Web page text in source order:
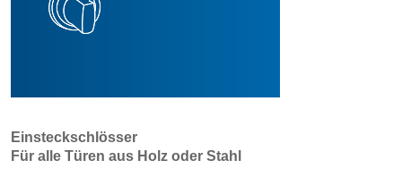
Ein­steck­schlösser
Für alle Türen aus Holz­ oder Stahl